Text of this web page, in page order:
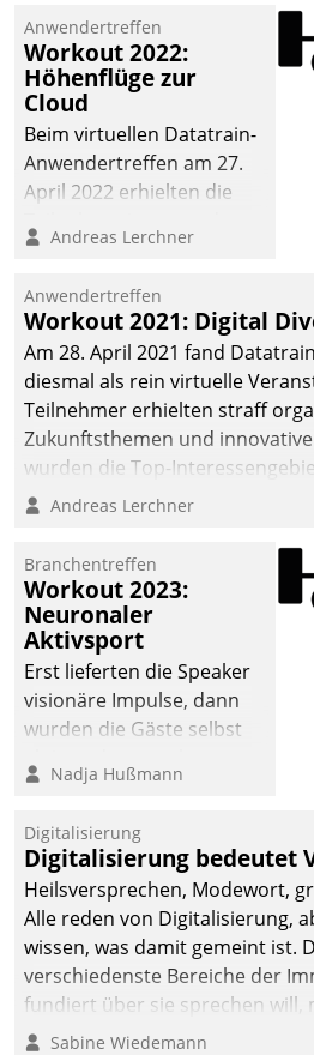
Mammutprojekte
meistern und Workloads
wuppen – bei zunehmend
anspruchsvollen
Aufgaben und
abnehmendem
Anwendertreffen
Workout 2022:
Höhenflüge zur
Cloud
Beim virtuellen Datatrain-
Anwendertreffen am 27.
April 2022 erhielten die
Teilnehmer kurzweilige
Cloud-Strategien und -
Lösungen mit hohem
Zukunftspotenzial.
Andreas Lerchner
Anwendertreffen
Workout 2021: Digital
Am 28. April 2021 fand
diesmal als rein virtuelle
Teilnehmer erhielten straff
Zukunftsthemen und
wurden die Top-
Andreas Lerchner
Branchentreffen
Workout 2023:
Neuronaler
Aktivsport
Erst lieferten die Speaker
visionäre Impulse, dann
wurden die Gäste selbst
methodisch
Quartier. Dazwischen
zeigte Datatrain, was es
Neues zu bieten hat.
Nadja Hußmann
Digitalisierung
Digitalisierung bedeutet
Heilsversprechen, Modewort,
Alle reden von Digitalisierung,
wissen, was damit gemeint ist.
verschiedenste Bereiche der
fundiert über sie sprechen will,
klären. Ein Aspekt ist die
Sabine Wiedemann